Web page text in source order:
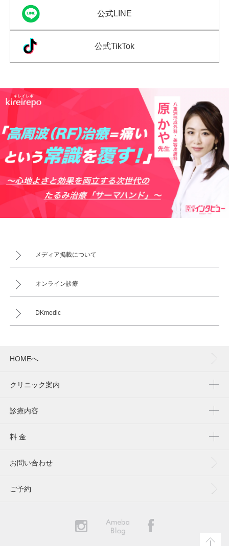
公式LINE
公式TikTok
メディア掲載について
オンライン診療
DKmedic
HOMEへ
クリニック案内
診療内容
料 金
お問い合わせ
ご予約